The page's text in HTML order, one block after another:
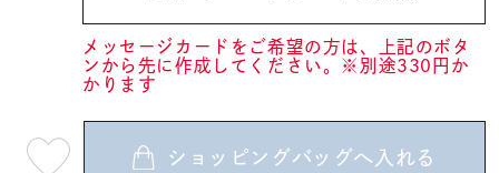
メッセージカードをご希望の方は、上記のボタ
ンから先に作成してください。※別途330円か
かります
ショッピングバッグへ入れる